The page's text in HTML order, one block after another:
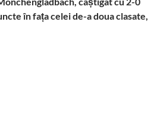
în fața celei de-a doua clasate,